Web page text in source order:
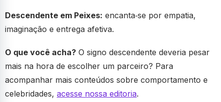
Descendente em Peixes: encanta‑se por empatia,
imaginação e entrega afetiva.
O que você acha? O signo descendente deveria pesar
mais na hora de escolher um parceiro? Para
acompanhar mais conteúdos sobre comportamento e
celebridades, acesse nossa editoria.